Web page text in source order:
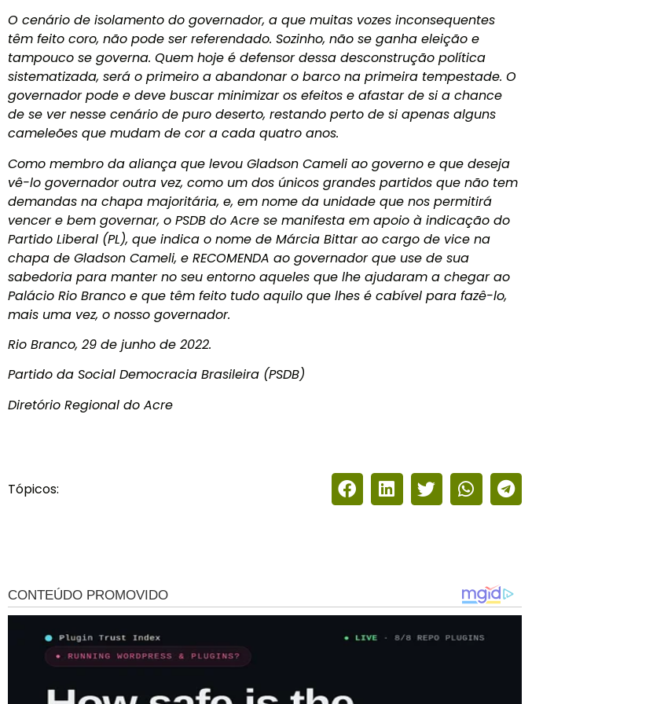
O cenário de isolamento do governador, a que muitas vozes inconsequentes
têm feito coro, não pode ser referendado. Sozinho, não se ganha eleição e
tampouco se governa. Quem hoje é defensor dessa desconstrução política
sistematizada, será o primeiro a abandonar o barco na primeira tempestade. O
governador pode e deve buscar minimizar os efeitos e afastar de si a chance
de se ver nesse cenário de puro deserto, restando perto de si apenas alguns
cameleões que mudam de cor a cada quatro anos.
Como membro da aliança que levou Gladson Cameli ao governo e que deseja
vê-lo governador outra vez, como um dos únicos grandes partidos que não tem
demandas na chapa majoritária, e, em nome da unidade que nos permitirá
vencer e bem governar, o PSDB do Acre se manifesta em apoio à indicação do
Partido Liberal (PL), que indica o nome de Márcia Bittar ao cargo de vice na
chapa de Gladson Cameli, e RECOMENDA ao governador que use de sua
sabedoria para manter no seu entorno aqueles que lhe ajudaram a chegar ao
Palácio Rio Branco e que têm feito tudo aquilo que lhes é cabível para fazê-lo,
mais uma vez, o nosso governador.
Rio Branco, 29 de junho de 2022.
Partido da Social Democracia Brasileira (PSDB)
Diretório Regional do Acre
Tópicos: